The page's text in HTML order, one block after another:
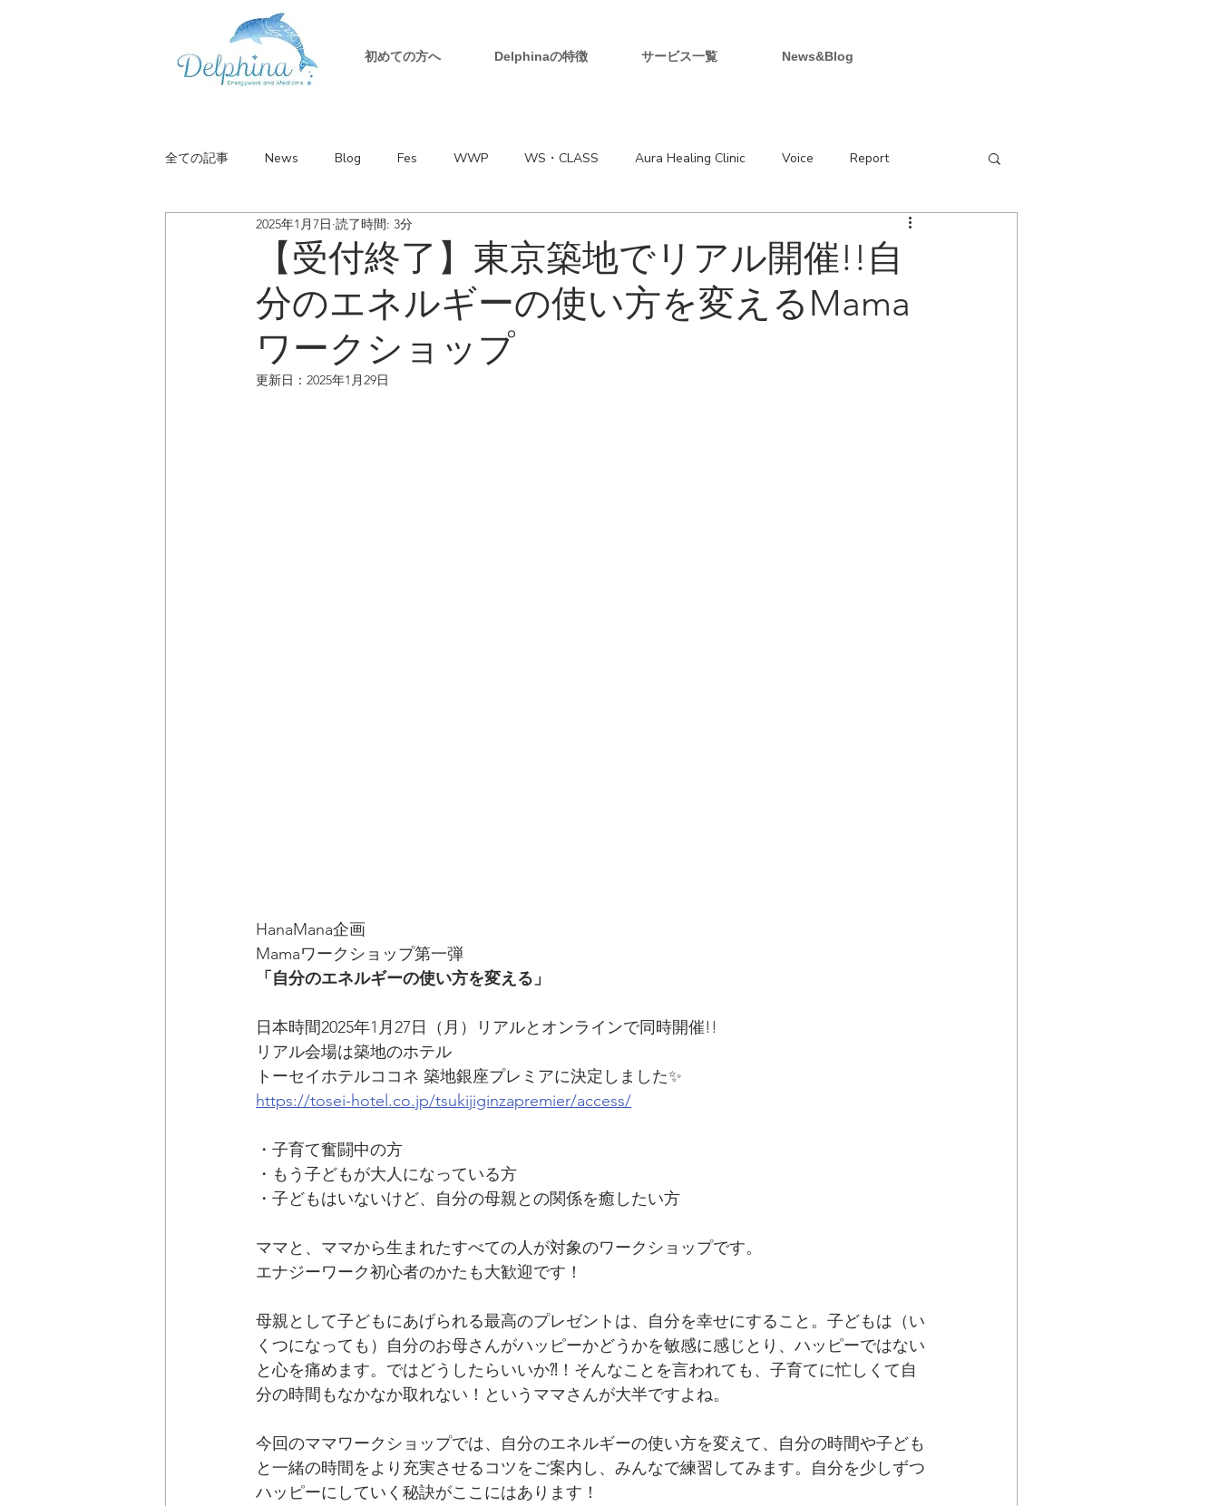
初めての方へ Delphinaの特徴 サービス一覧 News&Blog
全ての記事 News Blog Fes WWP WS・CLASS Aura Healing Clinic Voice Report
【受付終了】東京築地でリアル開催!!自
分のエネルギーの使い方を変えるMama
ワークショップ
2025年1月7日 読了時間: 3分
更新日： 2025年1月29日
HanaMana企画
Mamaワークショップ第一弾
「自分のエネルギーの使い方を変える」
日本時間2025年1月27日（月）リアルとオンラインで同時開催!!
リアル会場は築地のホテル
トーセイホテルココネ 築地銀座プレミアに決定しました✨
https://tosei-hotel.co.jp/tsukijiginzapremier/access/
・子育て奮闘中の方
・もう子どもが大人になっている方
・子どもはいないけど、自分の母親との関係を癒したい方
ママと、ママから生まれたすべての人が対象のワークショップです。
エナジーワーク初心者のかたも大歓迎です！
母親として子どもにあげられる最高のプレゼントは、自分を幸せにすること。子どもは（い
くつになっても）自分のお母さんがハッピーかどうかを敏感に感じとり、ハッピーではない
と心を痛めます。ではどうしたらいいか⁈！そんなことを言われても、子育てに忙しくて自
分の時間もなかなか取れない！というママさんが大半ですよね。
今回のママワークショップでは、自分のエネルギーの使い方を変えて、自分の時間や子ども
と一緒の時間をより充実させるコツをご案内し、みんなで練習してみます。自分を少しずつ
ハッピーにしていく秘訣がここにはあります！